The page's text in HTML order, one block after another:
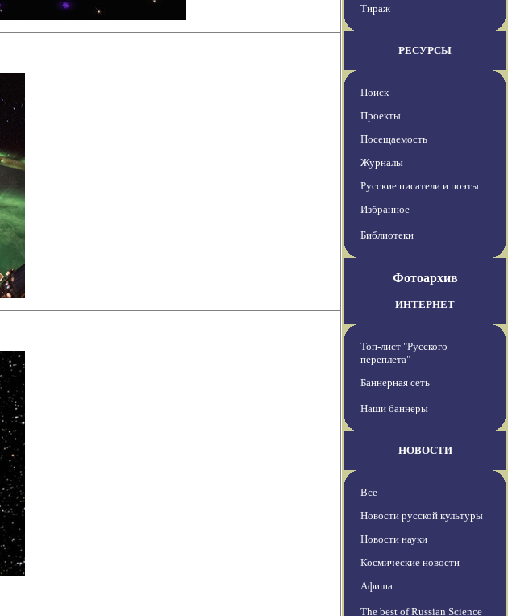
Тираж
РЕСУРСЫ
Поиск
Проекты
Посещаемость
Журналы
Русские писатели и поэты
Избранное
Библиотеки
Фотоархив
ИНТЕРНЕТ
Топ-лист "Русского
переплета"
Баннерная сеть
Наши баннеры
НОВОСТИ
Все
Новости русской культуры
Новости науки
Космические новости
Афиша
The best of Russian Science